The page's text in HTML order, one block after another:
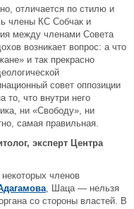
отличается по стилю и
члены КС Собчак и
между членами Совета
возникает вопрос: а что
и так прекрасно
совет оппозиции
то, что внутри него
ни «Свободу», ни
самая правильная.
эксперт Центра
членов
, Шаца — нельзя
со стороны властей. В